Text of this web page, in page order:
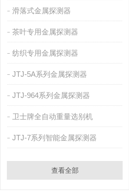
滑落式金属探测器
茶叶专用金属探测器
纺织专用金属探测器
JTJ-5A系列金属探测器
JTJ-964系列金属探测器
卫士牌全自动重量选别机
JTJ-7系列智能金属探测器
查看全部